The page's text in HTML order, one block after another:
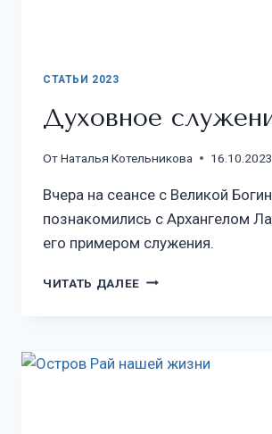
СТАТЬИ 2023
Духовное
ОтНаталья Котельникова 16.10.2023
Вчера на сеансе с Великой
познакомились с Архангелом
его примером служения.
ЧИТАТЬ ДАЛЕЕ